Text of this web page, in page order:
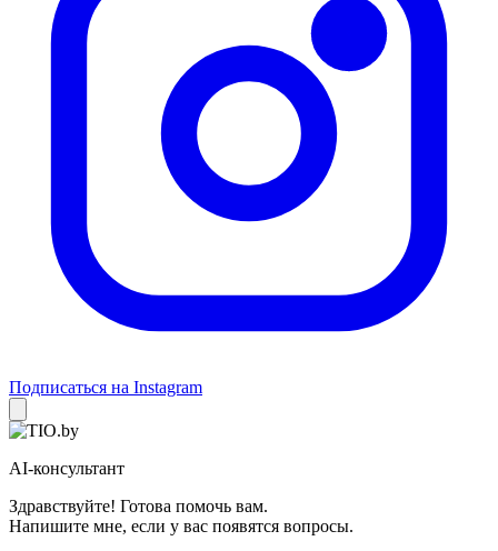
Подписаться на Instagram
AI-консультант
Здравствуйте! Готова помочь вам.
Напишите мне, если у вас появятся вопросы.